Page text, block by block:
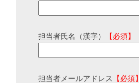
担当者氏名（漢字） 【必須】
担当者メールアドレス 【必須】